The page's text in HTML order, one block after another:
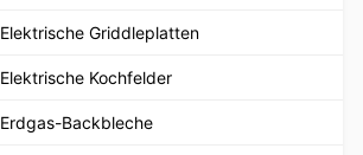
Elektrische Griddleplatten
Elektrische Kochfelder
Erdgas-Backbleche